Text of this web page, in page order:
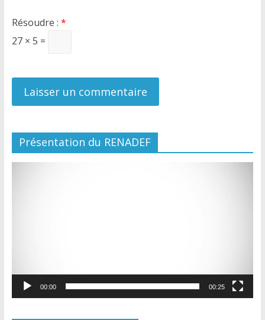
Résoudre : *
27 × 5 =
Présentation du RENADEF
00:00 00:25